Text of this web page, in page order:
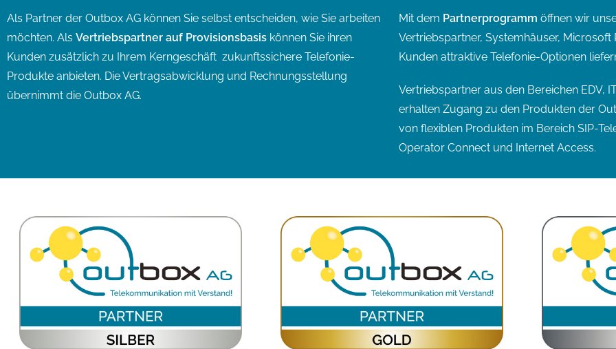
Als Partner der Outbox AG können Sie selbst entscheiden, wie Sie arbeiten
möchten. Als Vertriebspartner auf Provisionsbasis können Sie ihren
Kunden zusätzlich zu Ihrem Kerngeschäft zukunftssichere Telefonie-
Produkte anbieten. Die Vertragsabwicklung und Rechnungsstellung
übernimmt die Outbox AG.
Mit dem Partnerprogramm öffnen wir
Vertriebspartner, Systemhäuser, Microsoft
Kunden attraktive Telefonie-Optionen
Vertriebspartner aus den Bereichen EDV,
erhalten Zugang zu den Produkten der
von flexiblen Produkten im Bereich SIP-
Operator Connect und Internet Access.